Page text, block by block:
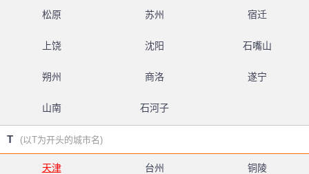
松原 苏州 宿迁
上饶 沈阳 石嘴山
朔州 商洛 遂宁
山南 石河子
T (以T为开头的城市名)
天津 台州 铜陵